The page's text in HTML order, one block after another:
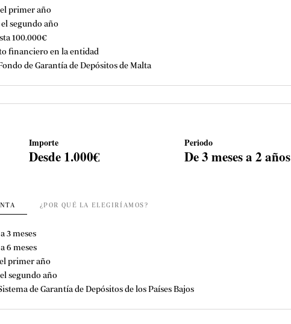
el primer año
segundo año
100.000€
financiero en la entidad
de Garantía de Depósitos de Malta
Importe
Desde 1.000€
Periodo
De 3 meses a 2 años
¿POR QUÉ LA ELEGIRÍAMOS?
3 meses
6 meses
primer año
segundo año
de Garantía de Depósitos de los Países Bajos